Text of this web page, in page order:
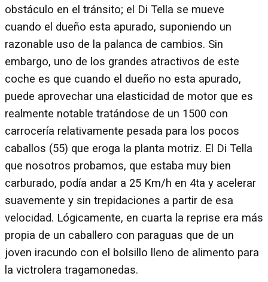
obstáculo en el tránsito; el Di Tella se mueve
cuando el dueño esta apurado, suponiendo un
razonable uso de la palanca de cambios. Sin
embargo, uno de los grandes atractivos de este
coche es que cuando el dueño no esta apurado,
puede aprovechar una elasticidad de motor que es
realmente notable tratándose de un 1500 con
carrocería relativamente pesada para los pocos
caballos (55) que eroga la planta motriz. El Di Tella
que nosotros probamos, que estaba muy bien
carburado, podía andar a 25 Km/h en 4ta y acelerar
suavemente y sin trepidaciones a partir de esa
velocidad. Lógicamente, en cuarta la reprise era más
propia de un caballero con paraguas que de un
joven iracundo con el bolsillo lleno de alimento para
la victrolera tragamonedas.